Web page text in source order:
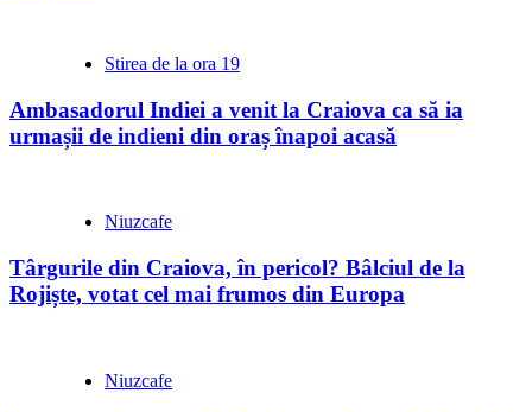
Stirea de la ora 19
Ambasadorul Indiei a venit la Craiova ca să ia
urmașii de indieni din oraș înapoi acasă
Niuzcafe
Târgurile din Craiova, în pericol? Bâlciul de la
Rojiște, votat cel mai frumos din Europa
Niuzcafe